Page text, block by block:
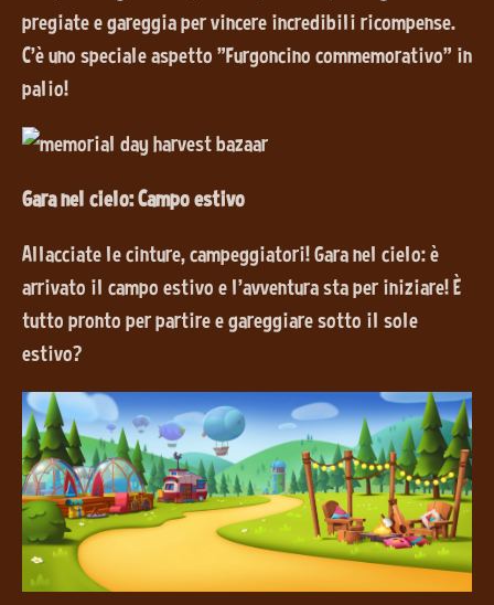
pregiate e gareggia per vincere incredibili ricompense.
C'è uno speciale aspetto "Furgoncino commemorativo" in
palio!
Gara nel cielo: Campo estivo
Allacciate le cinture, campeggiatori! Gara nel cielo: è
arrivato il campo estivo e l'avventura sta per iniziare! È
tutto pronto per partire e gareggiare sotto il sole
estivo?